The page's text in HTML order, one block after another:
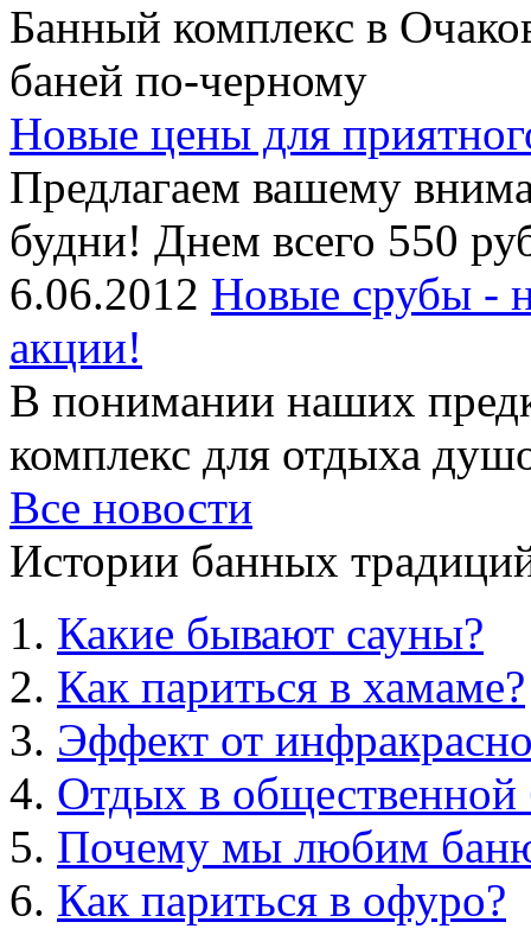
Банный комплекс в
баней по-черному
Новые цены для
Предлагаем вашему
будни! Днем всего 550
6.06.2012 Новые срубы -
акции!
В понимании наших
комплекс для отдыха
Все новости
Истории банных
Какие бывают сауны?
Как париться в хамаме?
Эффект от
Отдых в общественной
Почему мы любим
Как париться в офуро?